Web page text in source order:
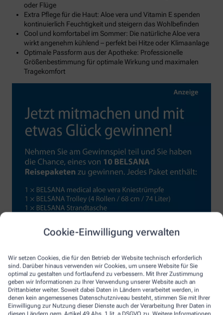
Cookie-Einwilligung verwalten
Wir setzen Cookies, die für den Betrieb der Website technisch erforderlich
sind. Darüber hinaus verwenden wir Cookies, um unsere Website für Sie
optimal zu gestalten und fortlaufend zu verbessern. Mit Ihrer Zustimmung
geben wir Informationen zu Ihrer Verwendung unserer Website auch an
Drittanbieter weiter. Soweit dabei Daten in Ländern verarbeitet werden, in
denen kein angemessenes Datenschutzniveau besteht, stimmen Sie mit Ihrer
Einwilligung zur Nutzung dieser Dienste auch der Verarbeitung Ihrer Daten in
oder Flüge
Extra Pflege für die Haut: Aloe vera und Vitamin E spenden
kontinuierlich Feuchtigkeit und steigern das Wohlbefinden
Cool und komfortabel im Sommer: Die natürliche Aloe vera
wirkt angenehm kühlend – perfekt bei Hitze oder Klimaanlage
Optimale Passform aus der Apotheke: Professionelle
Größenbestimmung für optimale Wirkung und maximalen
Tragekomfort